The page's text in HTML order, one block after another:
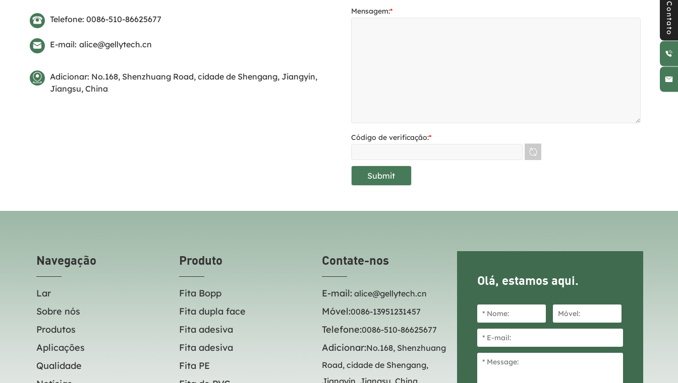
Telefone: 0086-510-86625677
E-mail: alice@gellytech.cn
Adicionar: No.168, Shenzhuang Road, cidade de Shengang, Jiangyin,
Jiangsu, China
Mensagem:*
Código de verificação:*
Navegação
Lar
Sobre nós
Produtos
Aplicações
Qualidade
Produto
Fita Bopp
Fita dupla face
Fita adesiva
Fita adesiva
Fita PE
Contate-nos
E-mail: alice@gellytech.cn
Móvel:0086-13951231457
Telefone:0086-510-86625677
Adicionar:No.168, Shenzhuang
Road, cidade de Shengang,
Olá, estamos aqui.
Contato